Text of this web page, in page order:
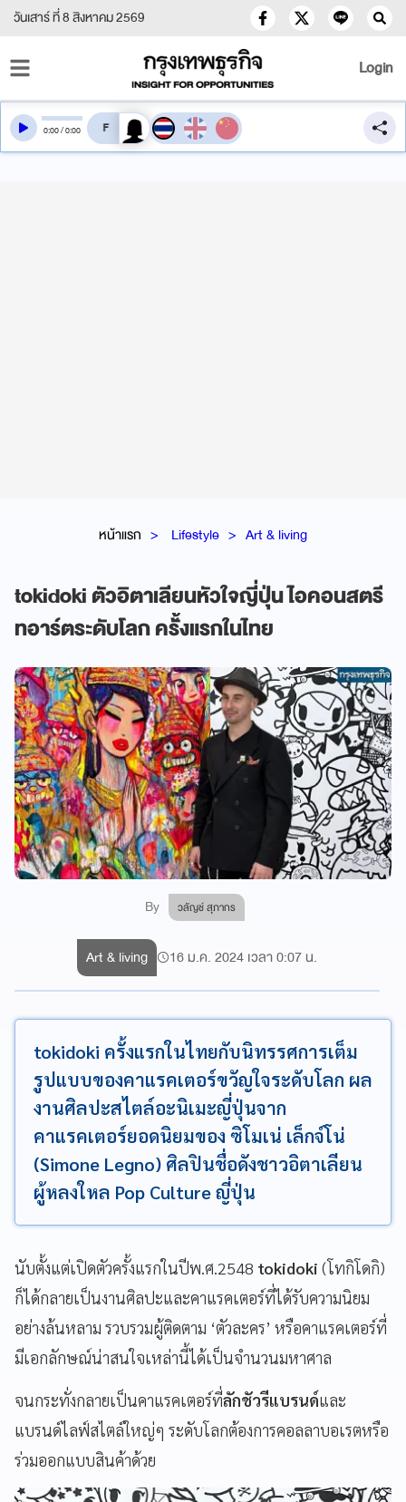
วันเสาร์ ที่ 8 สิงหาคม 2569
Login
หน้าแรก Lifestyle Art & living
tokidoki ตัวอิตาเลียนหัวใจญี่ปุ่น ไอคอนสตรี
ทอาร์ตระดับโลก ครั้้งแรกในไทย
By วลัญช์ สุภากร
0:00/0:00 สลับเสียงอ่าน
Art & living 16 ม.ค. 2024 เวลา 0:07 น.
tokidoki ครั้งแรกในไทยกับนิทรรศการเต็ม
รูปแบบของคาแรคเตอร์ขวัญใจระดับโลก ผล
งานศิลปะสไตล์อะนิเมะญี่ปุ่นจาก
คาแรคเตอร์ยอดนิยมของ ซิโมเน่ เล็กจ์โน่
(Simone Legno) ศิลปินชื่อดังชาวอิตาเลียน
ผู้หลงใหล Pop Culture ญี่ปุ่น
นับตั้งแต่เปิดตัวครั้งแรกในปีพ.ศ.2548 tokidoki (โทกิโดกิ)
ก็ได้กลายเป็นงานศิลปะและคาแรคเตอร์ที่ได้รับความนิยม
อย่างล้นหลาม รวบรวมผู้ติดตาม ‘ตัวละคร’ หรือคาแรคเตอร์ที่
มีเอกลักษณ์น่าสนใจเหล่านี้ได้เป็นจำนวนมหาศาล
จนกระทั่งกลายเป็นคาแรคเตอร์ที่ลักชัวรีแบรนด์และ
แบรนด์ไลฟ์สไตล์ใหญ่ๆ ระดับโลกต้องการคอลลาบอเรตหรือ
ร่วมออกแบบสินค้าด้วย